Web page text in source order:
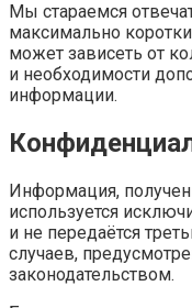
Мы стараемся
максимально
может зависеть от
и необходимости
информации.
Информация,
используется
и не передаётся
случаев,
законодательством.